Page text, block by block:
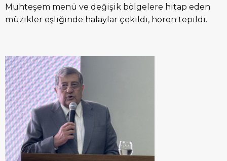
Muhteşem menü ve değişik bölgelere hitap eden
müzikler eşliğinde halaylar çekildi, horon tepildi.